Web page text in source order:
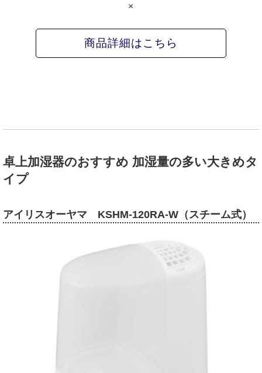
×
商品詳細はこちら
卓上加湿器のおすすめ 加湿量の多い大きめタ
イプ
アイリスオーヤマ KSHM-120RA-W（スチーム式）